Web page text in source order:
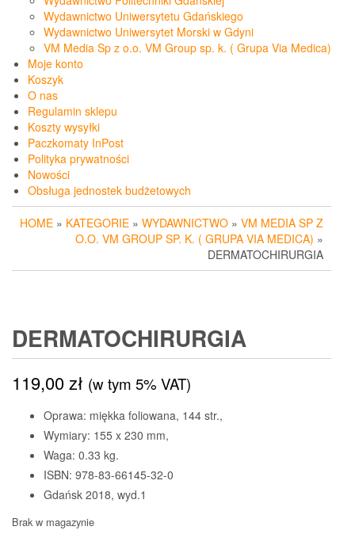
Wydawnictwo Uniwersytetu Gdańskiego
Wydawnictwo Uniwersytet Morski w Gdyni
VM Media Sp z o.o. VM Group sp. k. ( Grupa Via Medica)
Moje konto
Koszyk
O nas
Regulamin sklepu
Koszty wysyłki
Paczkomaty InPost
Polityka prywatności
Nowości
Obsługa jednostek budżetowych
HOME » KATEGORIE » WYDAWNICTWO » VM MEDIA SP Z
O.O. VM GROUP SP. K. ( GRUPA VIA MEDICA) »
DERMATOCHIRURGIA
DERMATOCHIRURGIA
119,00zł (w tym 5% VAT)
Oprawa: miękka foliowana, 144 str.,
Wymiary: 155 x 230 mm,
Waga: 0.33 kg.
ISBN: 978-83-66145-32-0
Gdańsk 2018, wyd.1
Brak w magazynie